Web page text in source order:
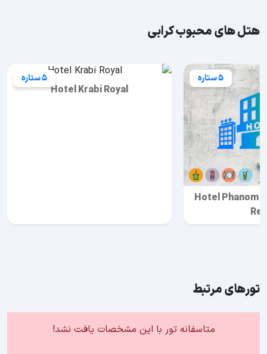
هتل های محبوب کرابی
5 ستاره
Hotel Phanom
5 ستاره
Hotel Krabi Royal
تورهای مرتبط
متاسفانه تور با این مشخصات یافت نشد!